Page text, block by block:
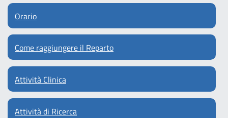
Orario
Come raggiungere il Reparto
Attività Clinica
Attività di Ricerca